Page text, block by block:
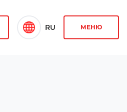
RU МЕНЮ